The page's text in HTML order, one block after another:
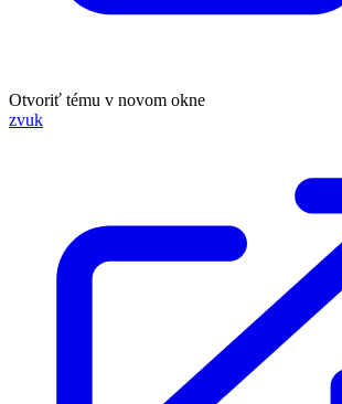
Otvoriť tému v novom okne
zvuk